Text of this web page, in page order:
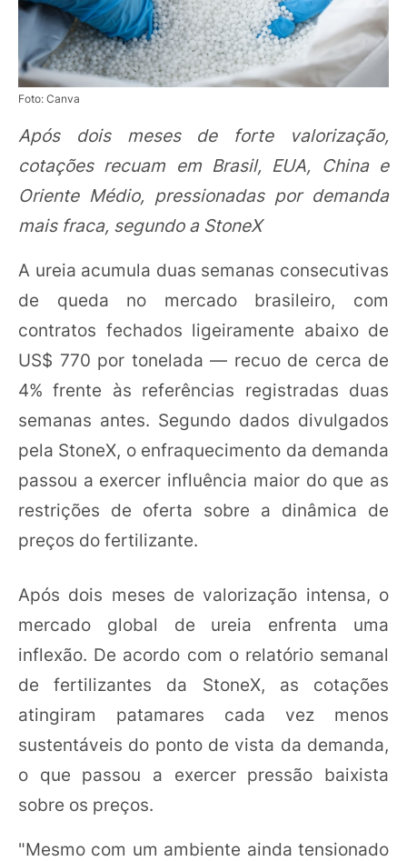
Foto: Canva
Após dois meses de forte valorização,
cotações recuam em Brasil, EUA, China e
Oriente Médio, pressionadas por demanda
mais fraca, segundo a StoneX
A ureia acumula duas semanas consecutivas
de queda no mercado brasileiro, com
contratos fechados ligeiramente abaixo de
US$ 770 por tonelada — recuo de cerca de
4% frente às referências registradas duas
semanas antes. Segundo dados divulgados
pela StoneX, o enfraquecimento da demanda
passou a exercer influência maior do que as
restrições de oferta sobre a dinâmica de
preços do fertilizante.
Após dois meses de valorização intensa, o
mercado global de ureia enfrenta uma
inflexão. De acordo com o relatório semanal
de fertilizantes da StoneX, as cotações
atingiram patamares cada vez menos
sustentáveis do ponto de vista da demanda,
o que passou a exercer pressão baixista
sobre os preços.
"Mesmo com um ambiente ainda tensionado